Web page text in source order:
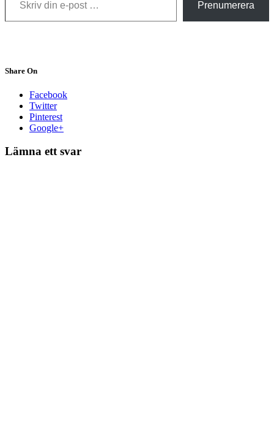
Prenumerera
Share On
Facebook
Twitter
Pinterest
Google+
Lämna ett svar